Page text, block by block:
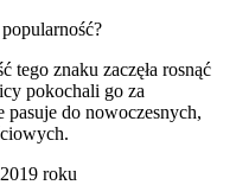
tego znaku zaczęła rosnąć
pokochali go za
do nowoczesnych,
roku